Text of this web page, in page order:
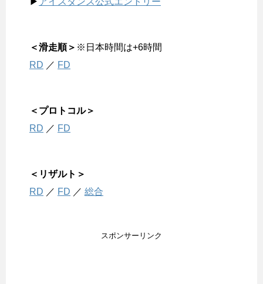
＜滑走順＞ ※日本時間は+6時間
RD ／ FD
＜プロトコル＞
RD ／ FD
＜リザルト＞
RD ／ FD ／ 総合
スポンサーリンク